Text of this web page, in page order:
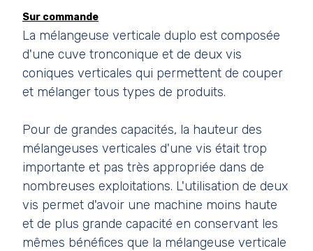
Sur commande
La mélangeuse verticale duplo est composée
d'une cuve tronconique et de deux vis
coniques verticales qui permettent de couper
et mélanger tous types de produits.
Pour de grandes capacités, la hauteur des
mélangeuses verticales d'une vis était trop
importante et pas très appropriée dans de
nombreuses exploitations. L'utilisation de deux
vis permet d'avoir une machine moins haute
et de plus grande capacité en conservant les
mêmes bénéfices que la mélangeuse verticale